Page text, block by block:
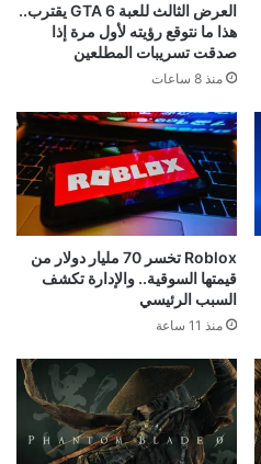
العرض الثالث للعبة GTA 6 يقترب..
هذا ما نتوقع رؤيته لأول مرة إذا
صدقت تسريبات المطلعين
منذ 8 ساعات
Roblox تخسر 70 مليار دولار من
قيمتها السوقية.. والإدارة تكشف
السبب الرئيسي
منذ 11 ساعة